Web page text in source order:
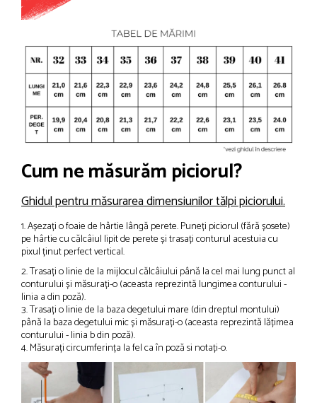
Cum ne măsurăm piciorul?
Ghidul pentru măsurarea dimensiunilor tălpi piciorului.
1. Așezați o foaie de hârtie lângă perete. Puneți piciorul (fără șosete)
pe hârtie cu călcâiul lipit de perete și trasați conturul acestuia cu
pixul ținut perfect vertical.
2. Trasați o linie de la mijlocul călcâiului până la cel mai lung punct al
conturului și măsurați-o (aceasta reprezintă lungimea conturului -
linia a din poză).
3. Trasați o linie de la baza degetului mare (din dreptul montului)
până la baza degetului mic și măsurați-o (aceasta reprezintă lățimea
conturului - linia b din poză).
4. Măsurați circumferința la fel ca în poză si notați-o.